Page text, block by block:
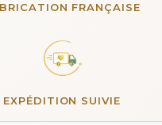
FRANÇAISE
EXPÉDITION SUIVIE